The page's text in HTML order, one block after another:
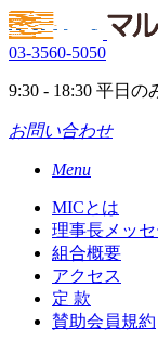
03-3560-5050
9:30 - 18:30 平日の
お問い合わせ
Menu
MICとは
理事長メッ
組合概要
アクセス
定 款
賛助会員規約